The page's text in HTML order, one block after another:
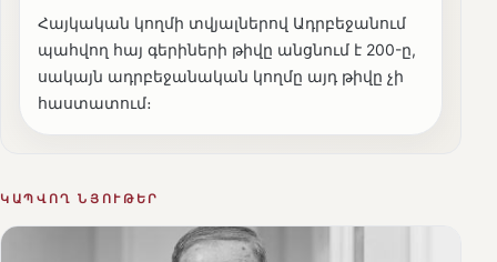
Հայկական կողմի տվյալներով Ադրբեջանում
պահվող հայ գերիների թիվը անցնում է 200-ը,
սակայն ադրբեջանական կողմը այդ թիվը չի
հաստատում։
ԿԱՊՎՈՂ ՆՅՈՒԹԵՐ